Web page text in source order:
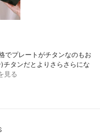
でプレートがチタンなのもお
タンだとよりさらさらにな
見る